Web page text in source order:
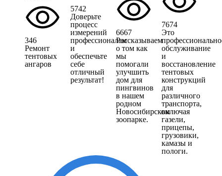
346
Ремонт
тентовых
ангаров
5742
Доверьте
процесс
измерений
профессионалам
и
обеспечьте
себе
отличный
результат!
6667
Рассказываем
о том как
мы
помогали
улучшить
дом для
пингвинов
в нашем
родном
Новосибирском
зоопарке.
7674
Это
обслуживание
и
восстановление
тентовых
конструкций
для
различного
транспорта,
включая
газели,
прицепы,
грузовики,
камазы и
пологи.